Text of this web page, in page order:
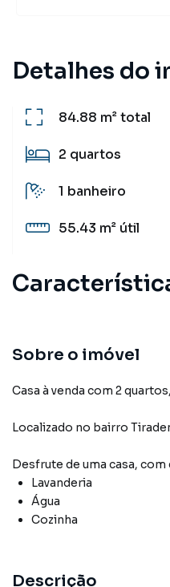
Detalhes do
84.88 m²total
2 quartos
1 banheiro
55.43 m² útil
Sobre o imóvel
Casa à venda com 2
Localizado no bairro
Desfrute de uma casa, com
Lavanderia
Água
Cozinha
Descrição